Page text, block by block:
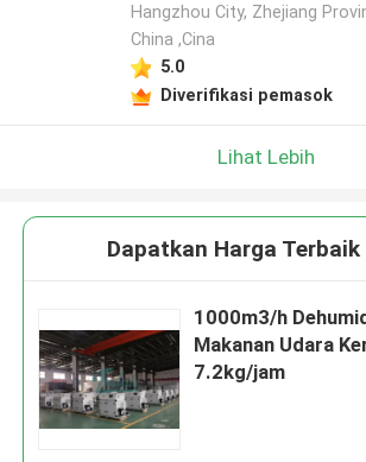
Hangzhou City, Zhejiang
China ,Cina
5.0
Diverifikasi pemasok
Lihat Lebih
Dapatkan Harga
1000m3/h
Makanan Udara
7.2kg/jam